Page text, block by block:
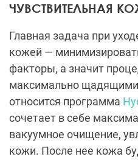
ЧУВСТВИТЕЛЬНАЯ
Главная задача при
кожей —
факторы, а значит
максимально
относится программа
сочетает в себе
вакуумное очищение,
кожи. После нее кожа